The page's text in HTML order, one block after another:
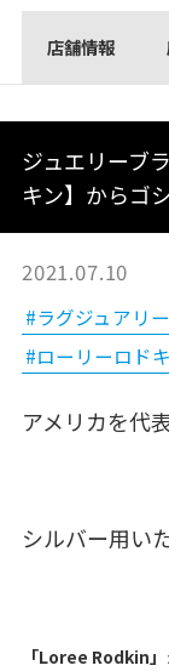
店舗情報
ジュエリーブ
キン】からゴ
2021.07.10
#ラグジュアリ
#ローリーロド
アメリカを代
シルバー用い
「Loree Rodkin」